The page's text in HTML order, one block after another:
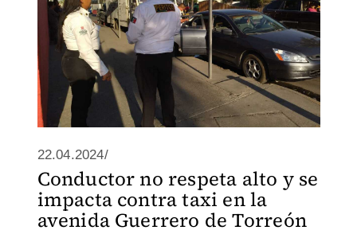
22.04.2024/
Conductor no respeta alto y se
impacta contra taxi en la
avenida Guerrero de Torreón